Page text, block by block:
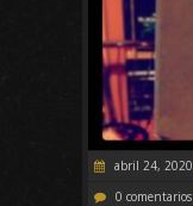
abril 24, 2020
0 comentarios